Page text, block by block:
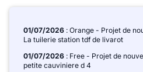
01/07/2026 : Orange - Projet de
La tuilerie station tdf de livarot
01/07/2026 : Free - Projet de
petite cauviniere d 4